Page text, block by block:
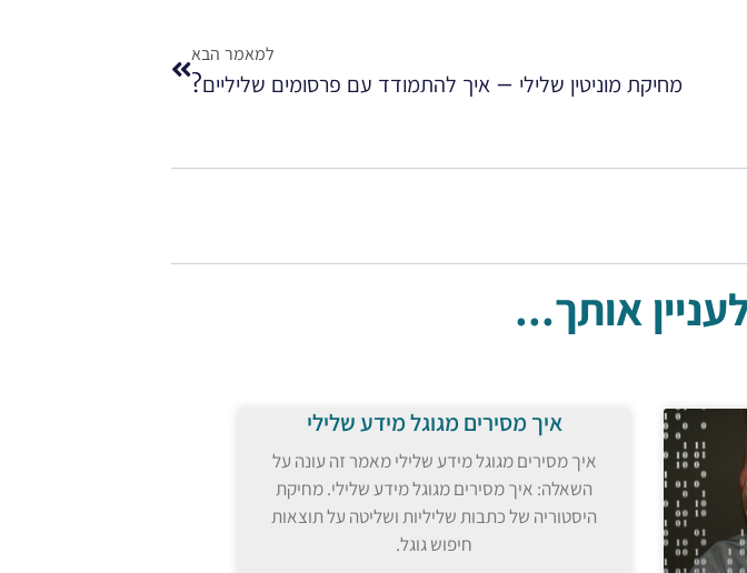
למאמר הבא
מחיקת מוניטין שלילי – איך להתמודד עם פרסומים שליליים?
אותך...
איך מסירים מגוגל מידע שלילי
איך מסירים מגוגל מידע שלילי מאמר זה עונה על
השאלה: איך מסירים מגוגל מידע שלילי. מחיקת
היסטוריה של כתבות שליליות ושליטה על תוצאות
חיפוש גוגל.